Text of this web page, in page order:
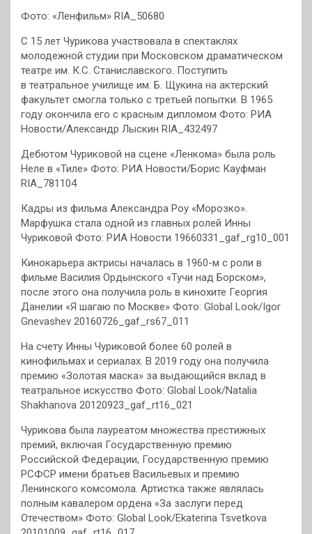
Фото: «Ленфильм» RIA_50680
С 15 лет Чурикова участвовала в спектаклях
молодежной студии при Московском драматическом
театре им. К.С. Станиславского. Поступить
в театральное училище им. Б. Щукина на актерский
факультет смогла только с третьей попытки. В 1965
году окончила его с красным дипломом Фото: РИА
Новости/Александр Лыскин RIA_432497
Дебютом Чуриковой на сцене «Ленкома» была роль
Неле в «Тиле» Фото: РИА Новости/Борис Кауфман
RIA_781104
Кадры из фильма Александра Роу «Морозко».
Марфушка стала одной из главных ролей Инны
Чуриковой Фото: РИА Новости 19660331_gaf_rg10_001
Кинокарьера актрисы началась в 1960-м с роли в
фильме Василия Ордынского «Тучи над Борском»,
после этого она получила роль в кинохите Георгия
Данелии «Я шагаю по Москве» Фото: Global Look/Igor
Gnevashev 20160726_gaf_rs67_011
На счету Инны Чуриковой более 60 ролей в
кинофильмах и сериалах. В 2019 году она получила
премию «Золотая маска» за выдающийся вклад в
театральное искусство Фото: Global Look/Natalia
Shakhanova 20120923_gaf_rt16_021
Чурикова была лауреатом множества престижных
премий, включая Государственную премию
Российской Федерации, Государственную премию
РСФСР имени братьев Васильевых и премию
Ленинского комсомола. Артистка также являлась
полным кавалером ордена «За заслуги перед
Отечеством» Фото: Global Look/Ekaterina Tsvetkova